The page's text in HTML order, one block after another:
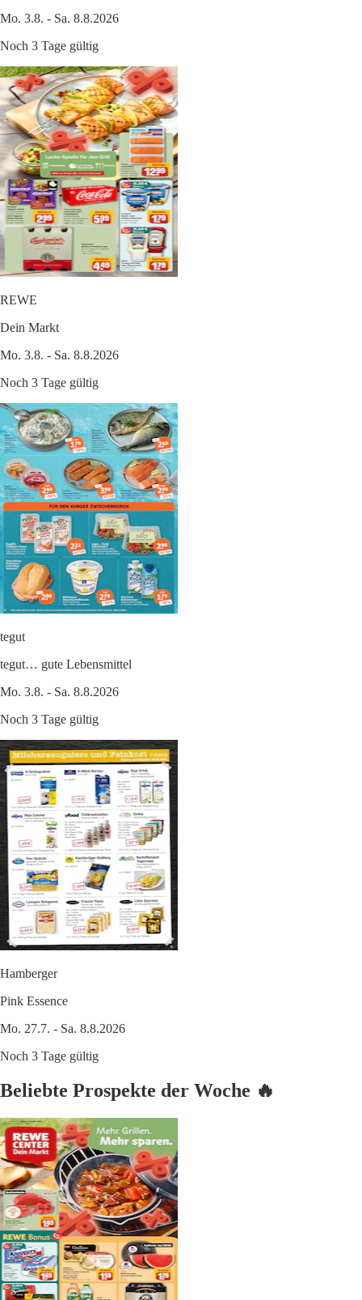
Mo. 3.8. - Sa. 8.8.2026
Noch 3 Tage gültig
REWE
Dein Markt
Mo. 3.8. - Sa. 8.8.2026
Noch 3 Tage gültig
tegut
tegut… gute Lebensmittel
Mo. 3.8. - Sa. 8.8.2026
Noch 3 Tage gültig
Hamberger
Pink Essence
Mo. 27.7. - Sa. 8.8.2026
Noch 3 Tage gültig
Beliebte Prospekte der Woche 🔥